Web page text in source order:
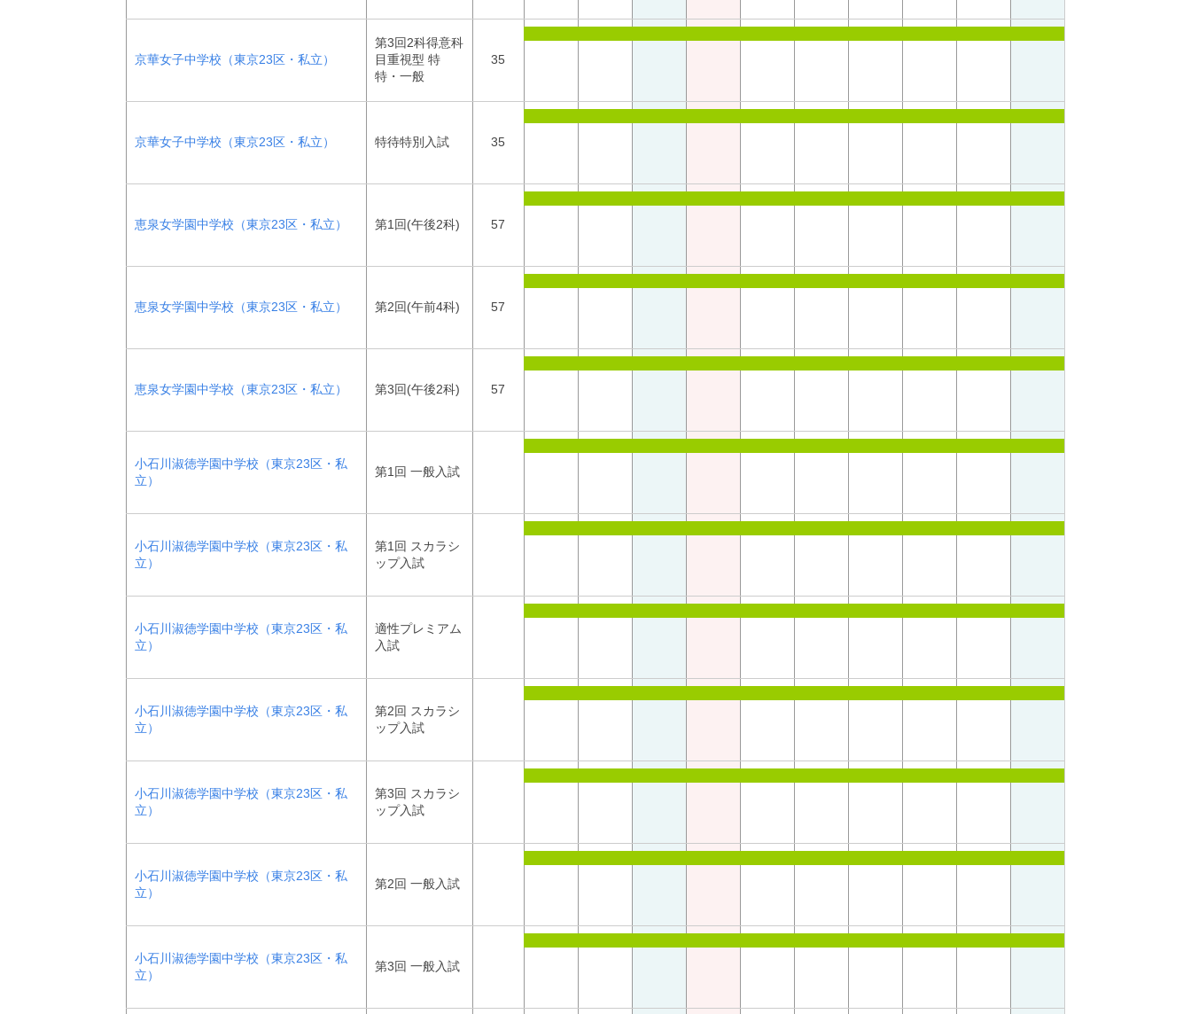
京華女子中学校（東京23区・私立）
第3回2科得意科
目重視型 特
特・一般
35
京華女子中学校（東京23区・私立） 特待特別入試 35
恵泉女学園中学校（東京23区・私立） 第1回(午後2科) 57
恵泉女学園中学校（東京23区・私立） 第2回(午前4科) 57
恵泉女学園中学校（東京23区・私立） 第3回(午後2科) 57
小石川淑徳学園中学校（東京23区・私
立）
第1回 一般入試
小石川淑徳学園中学校（東京23区・私
立）
第1回 スカラシ
ップ入試
小石川淑徳学園中学校（東京23区・私
立）
適性プレミアム
入試
小石川淑徳学園中学校（東京23区・私
立）
第2回 スカラシ
ップ入試
小石川淑徳学園中学校（東京23区・私
立）
第3回 スカラシ
ップ入試
小石川淑徳学園中学校（東京23区・私
立）
第2回 一般入試
小石川淑徳学園中学校（東京23区・私
立）
第3回 一般入試